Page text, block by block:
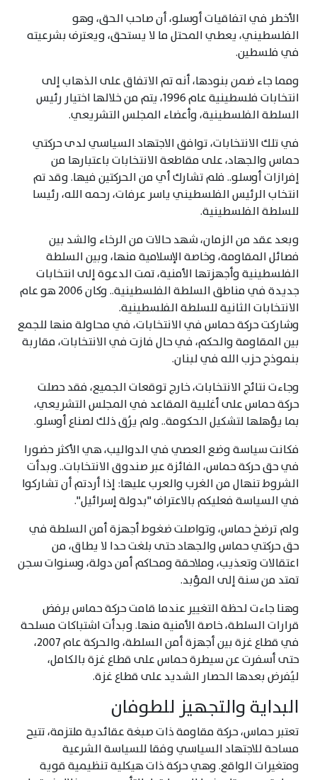
الأخطر في اتفاقيات أوسلو، أن صاحب الحق، وهو
الفلسطيني، يعطي المحتل ما لا يستحق، ويعترف بشرعيته
في فلسطين.
ومما جاء ضمن بنودها، أنه تم الاتفاق على الذهاب إلى
انتخابات فلسطينية عام 1996، يتم من خلالها اختيار رئيس
السلطة الفلسطينية، وأعضاء المجلس التشريعي.
في تلك الانتخابات، توافق الاجتهاد السياسي لدى حركتي
حماس والجهاد، على مقاطعة الانتخابات باعتبارها من
إفرازات أوسلو.. فلم تشارك أي من الحركتين فيها. وقد تم
انتخاب الرئيس الفلسطيني ياسر عرفات، رحمه الله، رئيسا
للسلطة الفلسطينية.
وبعد عقد من الزمان، شهد حالات من الرخاء والشد بين
فصائل المقاومة، وخاصة الإسلامية منها، وبين السلطة
الفلسطينية وأجهزتها الأمنية، تمت الدعوة إلى انتخابات
جديدة في مناطق السلطة الفلسطينية.. وكان 2006 هو عام
الانتخابات الثانية للسلطة الفلسطينية.
وشاركت حركة حماس في الانتخابات، في محاولة منها للجمع
بين المقاومة والحكم، في حال فازت في الانتخابات، مقاربة
بنموذج حزب الله في لبنان.
وجاءت نتائج الانتخابات، خارج توقعات الجميع، فقد حصلت
حركة حماس على أغلبية المقاعد في المجلس التشريعي،
بما يؤهلها لتشكيل الحكومة.. ولم يرُق ذلك لصناع أوسلو.
فكانت سياسة وضع العصي في الدواليب، هي الأكثر حضورا
في حق حركة حماس، الفائزة عبر صندوق الانتخابات.. وبدأت
الشروط تنهال من الغرب والعرب عليها: إذا أردتم أن تشاركوا
في السياسة فعليكم بالاعتراف "بدولة إسرائيل".
ولم ترضخ حماس، وتواصلت ضغوط أجهزة أمن السلطة في
حق حركتي حماس والجهاد حتى بلغت حدا لا يطاق، من
اعتقالات وتعذيب، وملاحقة ومحاكم أمن دولة، وسنوات سجن
تمتد من سنة إلى المؤبد.
وهنا جاءت لحظة التغيير عندما قامت حركة حماس برفض
قرارات السلطة، خاصة الأمنية منها. وبدأت اشتباكات مسلحة
في قطاع غزة بين أجهزة أمن السلطة، والحركة عام 2007،
حتى أسفرت عن سيطرة حماس على قطاع غزة بالكامل،
ليُفرض بعدها الحصار الشديد على قطاع غزة.
البداية والتجهيز للطوفان
تعتبر حماس، حركة مقاومة ذات صبغة عقائدية ملتزمة، تتيح
مساحة للاجتهاد السياسي وفقا للسياسة الشرعية
ومتغيرات الواقع. وهي حركة ذات هيكلية تنظيمية قوية